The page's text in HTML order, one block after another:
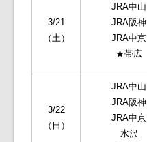
3/21
（土）
JRA中山
JRA阪神
JRA中京
★帯広
3/22
（日）
JRA中山
JRA阪神
JRA中京
水沢